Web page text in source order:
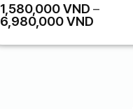
Control
1,580,000VND –
6,980,000VND
từ